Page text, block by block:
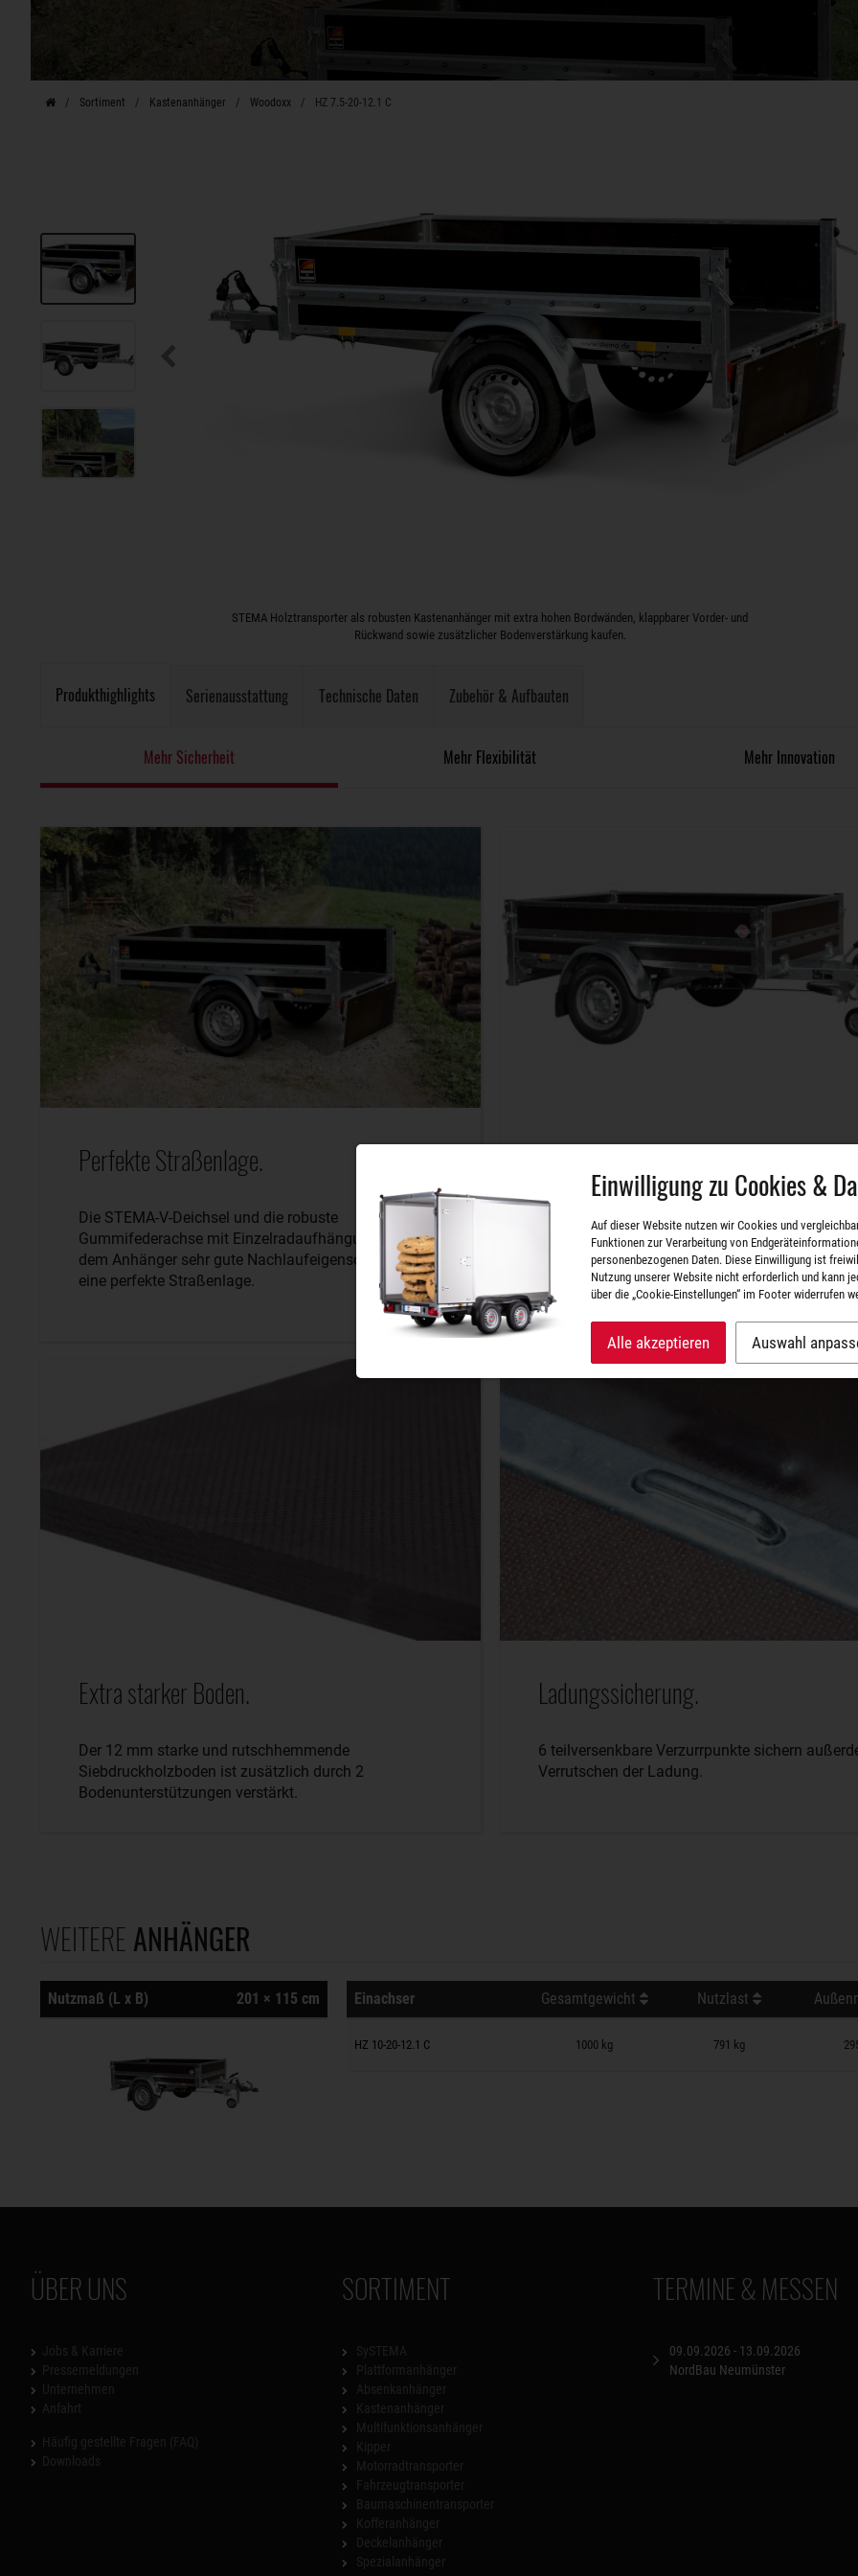
Sortiment Kastenanhänger Woodoxx HZ 7.5-20-12.1 C
STEMA Holztransporter als robusten Kastenanhänger mit extra hohen Bordwänden, klappbarer Vorder- und
Rückwand sowie zusätzlicher Bodenverstärkung kaufen.
Produkthighlights Serienausstattung Technische Daten Zubehör & Aufbauten
Mehr Sicherheit Mehr Flexibilität Mehr Innovation
Perfekte Straßenlage.
Die STEMA-V-Deichsel und die robuste
Gummifederachse mit Einzelradaufhängung geben
dem Anhänger sehr gute Nachlaufeigenschaften und
eine perfekte Straßenlage.
Anders als bei üblichen Holzanhängern hat der
Woodoxx einen umlaufenden Stahlrahmen. Er
dem Anhänger zusätzliche Stabilität und dient
gleichzeitig der Aufnahme der Planenknöpfe,
damit nicht die Holzöberfläche verletzen.
Extra starker Boden.
Der 12 mm starke und rutschhemmende
Siebdruckholzboden ist zusätzlich durch 2
Bodenunterstützungen verstärkt.
Ladungssicherung.
6 teilversenkbare Verzurrpunkte sichern
Verrutschen der Ladung.
WEITERE ANHÄNGER
Nutzmaß (L x B) 201 × 115 cm Einachser Gesamtgewicht Nutzlast
HZ 10-20-12.1 C 1000 kg 791 kg
Anhänger auf Merkzettel
ÜBER UNS SORTIMENT TERMINE & MESSEN
09.09.2026 - 13.09.2026
NordBau Neumünster
Einwilligung zu Cookies &
Auf dieser Website nutzen wir Cookies und
Funktionen zur Verarbeitung von
personenbezogenen Daten. Diese Einwilligung ist
Nutzung unserer Website nicht erforderlich und kann
über die „Cookie-Einstellungen“ im Footer widerrufen
Alle akzeptieren Auswahl